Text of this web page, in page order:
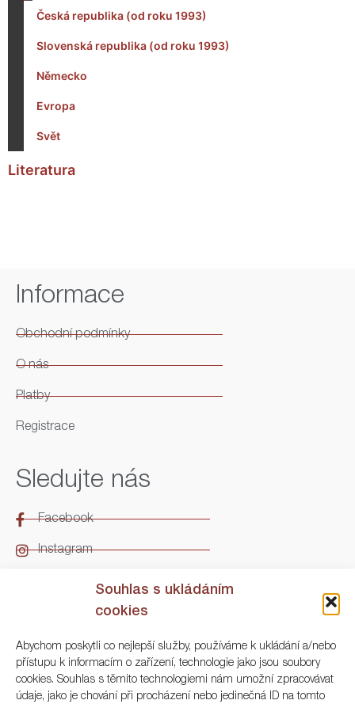
Souhlas s ukládáním
cookies
Abychom poskytli co nejlepší služby, používáme k ukládání a/nebo
přístupu k informacím o zařízení, technologie jako jsou soubory
cookies. Souhlas s těmito technologiemi nám umožní zpracovávat
údaje, jako je chování při procházení nebo jedinečná ID na tomto
Česká republika (od roku 1993)
Slovenská republika (od roku 1993)
Německo
Evropa
Svět
Literatura
Informace
Obchodní podmínky
O nás
Platby
Registrace
Sledujte nás
Facebook
Instagram
Kontakt
ARGO Numismatika